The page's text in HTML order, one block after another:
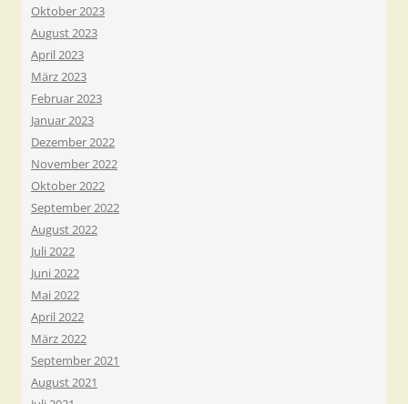
Oktober 2023
August 2023
April 2023
März 2023
Februar 2023
Januar 2023
Dezember 2022
November 2022
Oktober 2022
September 2022
August 2022
Juli 2022
Juni 2022
Mai 2022
April 2022
März 2022
September 2021
August 2021